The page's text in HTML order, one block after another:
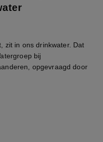
zit in ons drinkwater. Dat
bij
opgevraagd door